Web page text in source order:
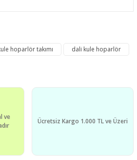
noktaları öneri formunu
teşekkür ederiz.
eksik bilgiler bulunuyor.
daha pahalı.
hoparlör takımı
dali kule hoparlör
ve
Ücretsiz Kargo 1.000 TL ve Üzeri